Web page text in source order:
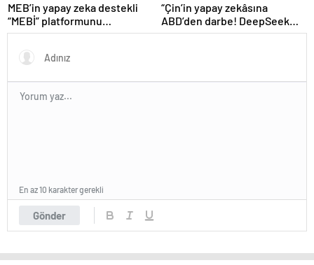
MEB’in yapay zeka destekli
“MEBİ” platformunu
kullananların sayısı 1 milyonu
“Çin’in yapay zekâsına
ABD’den darbe! DeepSeek
devlet cihazlarında
Gönder
En az 10 karakter gerekli